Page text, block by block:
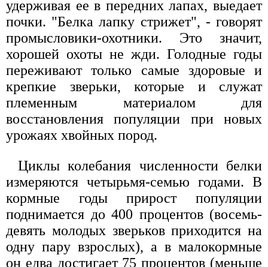
удерживая ее в передних лапах, выедает
почки. "Белка лапку стрижет", - говорят
промысловики-охотники. Это значит,
хорошей охоты не жди. Голодные годы
переживают только самые здоровые и
крепкие зверьки, которые и служат
племенным материалом для
восстановления популяции при новых
урожаях хвойных пород.
Циклы колебания численности белки
измеряются четырьмя-семью годами. В
кормные годы прирост популяции
поднимается до 400 процентов (восемь-
девять молодых зверьков приходится на
одну пару взрослых), а в малокормные
он едва достигает 75 процентов (меньше